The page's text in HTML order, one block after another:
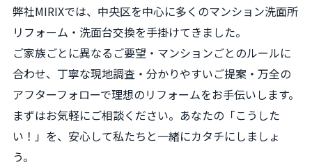
弊社MIRIXでは、中央区を中心に多くのマンション洗面所
リフォーム・洗面台交換を手掛けてきました。
ご家族ごとに異なるご要望・マンションごとのルールに
合わせ、丁寧な現地調査・分かりやすいご提案・万全の
アフターフォローで理想のリフォームをお手伝いします。
まずはお気軽にご相談ください。あなたの「こうした
い！」を、安心して私たちと一緒にカタチにしましょ
う。